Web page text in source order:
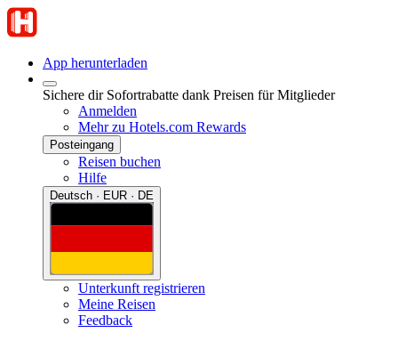
App herunterladen
Sichere dir Sofortrabatte dank Preisen für Mitglieder
Anmelden
Mehr zu Hotels.com Rewards
Posteingang
Reisen buchen
Hilfe
Deutsch · EUR · DE
Unterkunft registrieren
Meine Reisen
Feedback